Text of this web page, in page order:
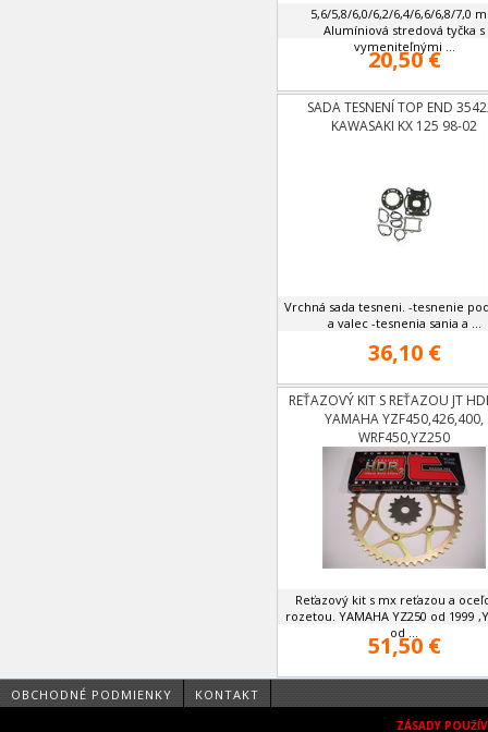
5,6/5,8/6,0/6,2/6,4/6,6/6,8/7,0
Alumíniová stredová tyčka s
vymeniteľnými ...
20,50 €
SADA TESNENÍ TOP END
KAWASAKI KX 125 98-02
Vrchná sada tesneni. -tesnenie
a valec -tesnenia sania a ...
36,10 €
REŤAZOVÝ KIT S REŤAZOU JT
YAMAHA YZF450,426,400,
WRF450,YZ250
Reťazový kit s mx reťazou a
rozetou. YAMAHA YZ250 od 1999
od ...
51,50 €
OBCHODNÉ PODMIENKY KONTAKT
ZÁSADY